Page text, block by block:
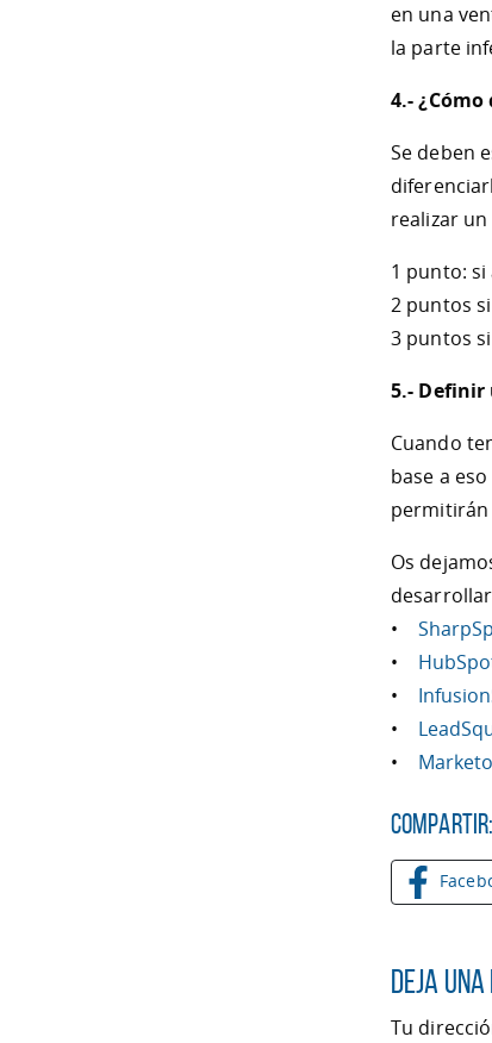
en una
la parte
4.-
Se deben
realizar
1 punto:
2 puntos
3 puntos
5.- Definir
Cuando
base a
permitirán
Os
•
•
•
•
• Marketo
Compartir:
Deja
Tu